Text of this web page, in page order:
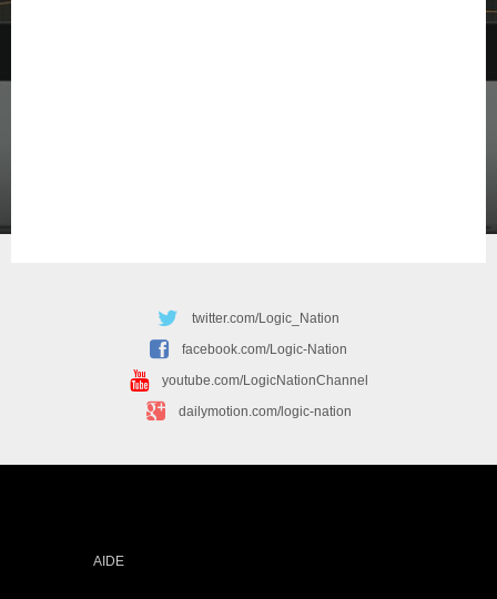
twitter.com/Logic_Nation
facebook.com/Logic-Nation
youtube.com/LogicNationChannel
dailymotion.com/logic-nation
AIDE